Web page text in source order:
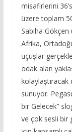
misafirlerini
üzere toplam
Sabiha
Afrika,
uçuşlar
odak alan
sunuyor.
bir Gelecek”
ve çok sesli bir